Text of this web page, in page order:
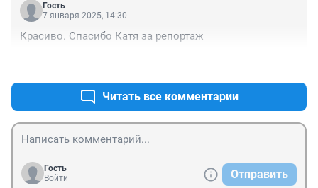
Гость
7 января 2025, 14:30
Красиво. Спасибо Катя за репортаж
Читать все комментарии
Гость
Войти
Отправить